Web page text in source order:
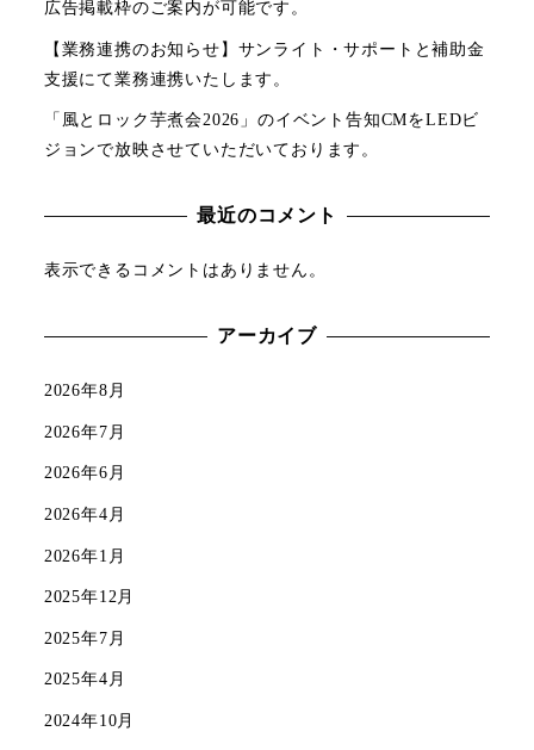
広告掲載枠のご案内が可能です。
【業務連携のお知らせ】サンライト・サポートと補助金
支援にて業務連携いたします。
「風とロック芋煮会2026」のイベント告知CMをLEDビ
ジョンで放映させていただいております。
最近のコメント
表示できるコメントはありません。
アーカイブ
2026年8月
2026年7月
2026年6月
2026年4月
2026年1月
2025年12月
2025年7月
2025年4月
2024年10月